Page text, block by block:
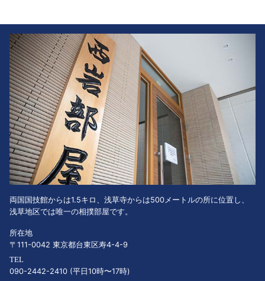
両国国技館からは1.5キロ、浅草寺からは500メートルの所に位置し、
浅草地区では唯一の相撲部屋です。
所在地
〒111-0042 東京都台東区寿4-4-9
TEL
090-2442-2410 (平日10時〜17時)